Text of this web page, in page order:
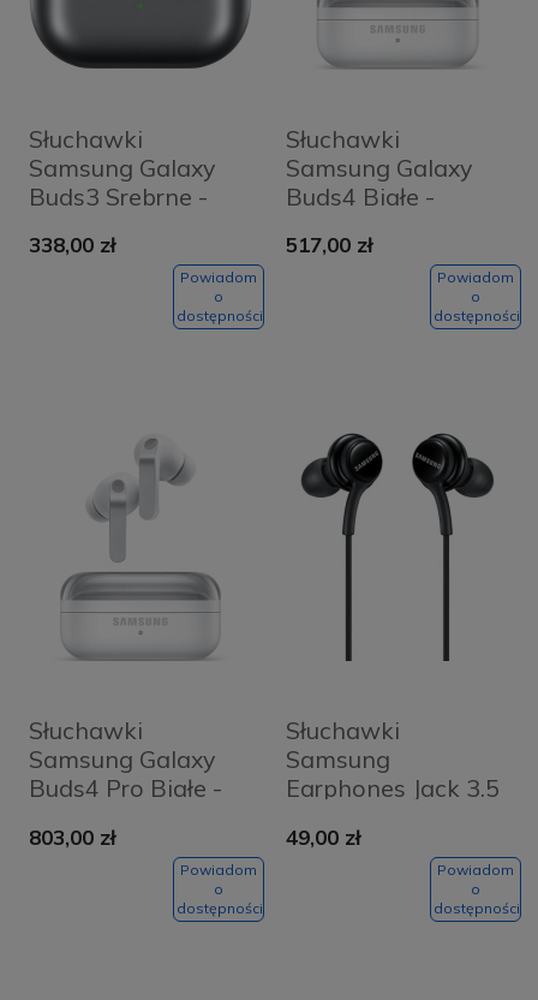
Słuchawki
Samsung Galaxy
Buds3 Srebrne -
338,00 zł
Powiadom
o
dostępności
Słuchawki
Samsung Galaxy
Buds4 Białe -
517,00 zł
Powiadom
o
dostępności
Słuchawki
Samsung Galaxy
Buds4 Pro Białe -
803,00 zł
Powiadom
o
dostępności
Słuchawki
Samsung
Earphones Jack 3.5
49,00 zł
Powiadom
o
dostępności